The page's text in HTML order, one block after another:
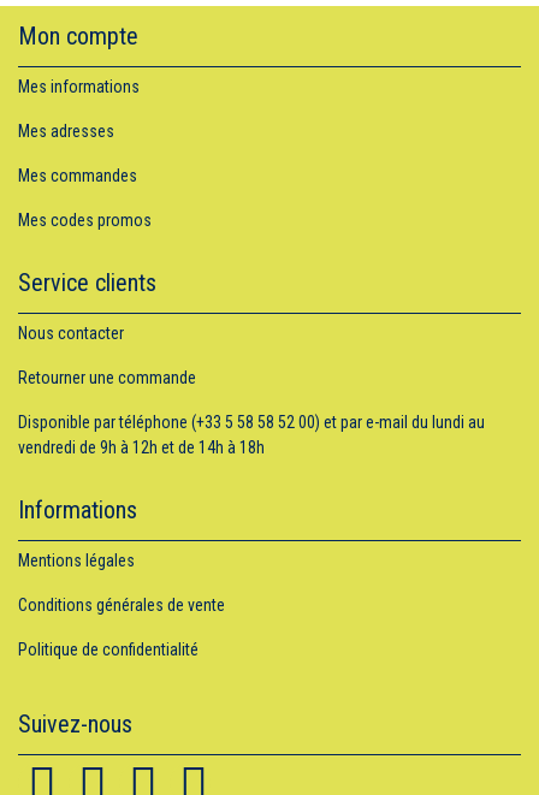
Mon compte
Mes informations
Mes adresses
Mes commandes
Mes codes promos
Service clients
Nous contacter
Retourner une commande
Disponible par téléphone (+33 5 58 58 52 00) et par e-mail du lundi au
vendredi de 9h à 12h et de 14h à 18h
Informations
Mentions légales
Conditions générales de vente
Politique de confidentialité
Suivez-nous